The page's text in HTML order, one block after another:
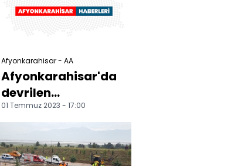
Afyonkarahisar - AA
Afyonkarahisar'da
devrilen
otomobildeki 4 kişi
yaralandı
01 Temmuz 2023 - 17:00